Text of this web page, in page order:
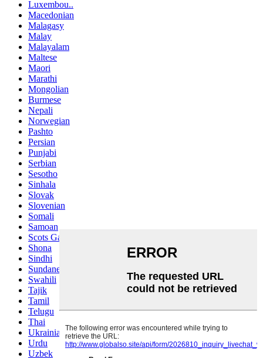
Luxembou..
Macedonian
Malagasy
Malay
Malayalam
Maltese
Maori
Marathi
Mongolian
Burmese
Nepali
Norwegian
Pashto
Persian
Punjabi
Serbian
Sesotho
Sinhala
Slovak
Slovenian
Somali
Samoan
Scots Gaelic
Shona
Sindhi
Sundanese
Swahili
Tajik
Tamil
Telugu
Thai
Ukrainian
Urdu
Uzbek